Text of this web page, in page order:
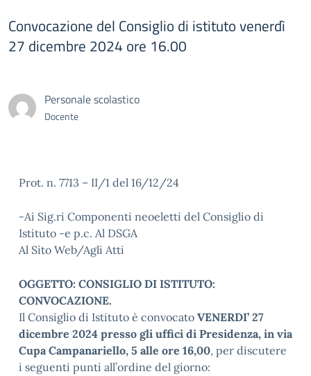
Convocazione del Consiglio di istituto venerdì
27 dicembre 2024 ore 16.00
Personale scolastico
Docente
Prot. n. 7713 – II/1 del 16/12/24
-Ai Sig.ri Componenti neoeletti del Consiglio di
Istituto -e p.c. Al DSGA
Al Sito Web/Agli Atti
OGGETTO: CONSIGLIO DI ISTITUTO:
CONVOCAZIONE.
Il Consiglio di Istituto è convocato VENERDI’ 27
dicembre 2024 presso gli uffici di Presidenza, in via
Cupa Campanariello, 5 alle ore 16,00, per discutere
i seguenti punti all’ordine del giorno: